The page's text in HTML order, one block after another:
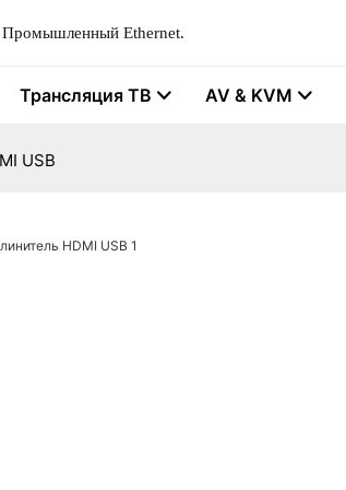
Промышленный Ethernet.
Трансляция ТВ AV & KVM
USB